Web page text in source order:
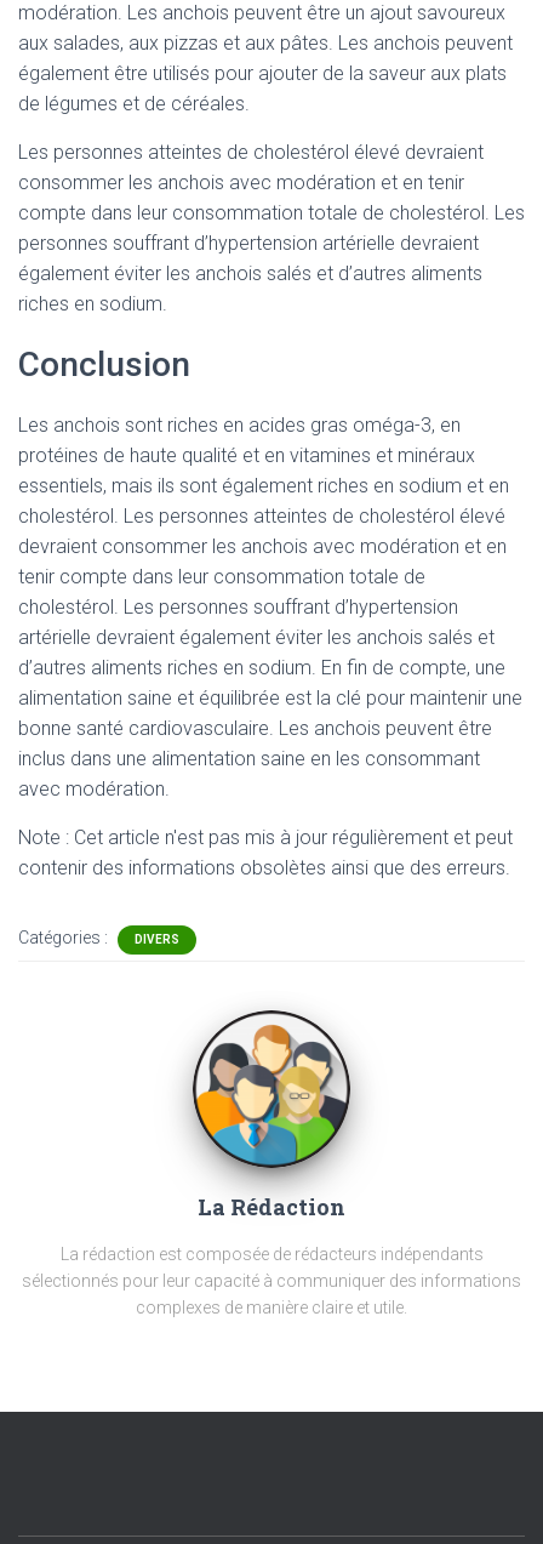
modération. Les anchois peuvent être un ajout savoureux
aux salades, aux pizzas et aux pâtes. Les anchois peuvent
également être utilisés pour ajouter de la saveur aux plats
de légumes et de céréales.
Les personnes atteintes de cholestérol élevé devraient
consommer les anchois avec modération et en tenir
compte dans leur consommation totale de cholestérol. Les
personnes souffrant d’hypertension artérielle devraient
également éviter les anchois salés et d’autres aliments
riches en sodium.
Conclusion
Les anchois sont riches en acides gras oméga-3, en
protéines de haute qualité et en vitamines et minéraux
essentiels, mais ils sont également riches en sodium et en
cholestérol. Les personnes atteintes de cholestérol élevé
devraient consommer les anchois avec modération et en
tenir compte dans leur consommation totale de
cholestérol. Les personnes souffrant d’hypertension
artérielle devraient également éviter les anchois salés et
d’autres aliments riches en sodium. En fin de compte, une
alimentation saine et équilibrée est la clé pour maintenir une
bonne santé cardiovasculaire. Les anchois peuvent être
inclus dans une alimentation saine en les consommant
avec modération.
Note : Cet article n'est pas mis à jour régulièrement et peut
contenir des informations obsolètes ainsi que des erreurs.
Catégories : DIVERS
La Rédaction
La rédaction est composée de rédacteurs indépendants
sélectionnés pour leur capacité à communiquer des informations
complexes de manière claire et utile.